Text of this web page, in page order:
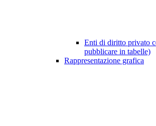
Enti di diritto privato
pubblicare in tabelle)
Rappresentazione grafica